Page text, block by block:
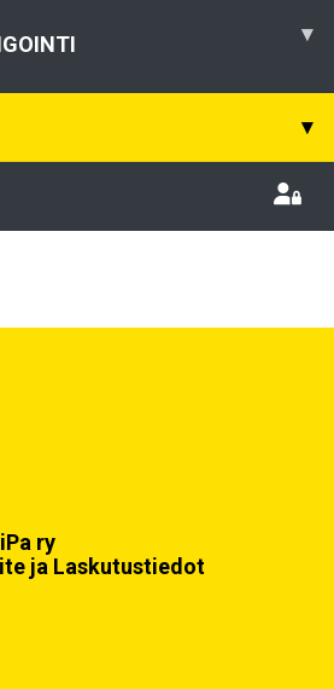
▾
▾
ry
ja Laskutustiedot